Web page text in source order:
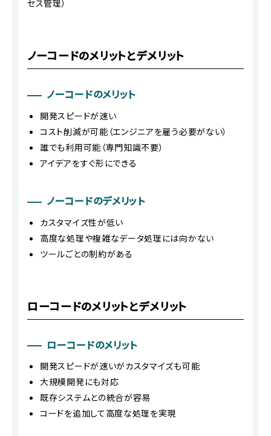
セス管理）
ノーコードのメリットとデメリット
ノーコードのメリット
開発スピードが速い
コスト削減が可能（エンジニアを雇う必要がない）
誰でも利用可能（専門知識不要）
アイデアをすぐ形にできる
ノーコードのデメリット
カスタマイズ性が低い
高度な処理や複雑なデータ処理には向かない
ツールごとの制約がある
ローコードのメリットとデメリット
ローコードのメリット
開発スピードが速いがカスタマイズも可能
大規模開発にも対応
既存システムとの統合が容易
コードを追加して高度な処理を実現